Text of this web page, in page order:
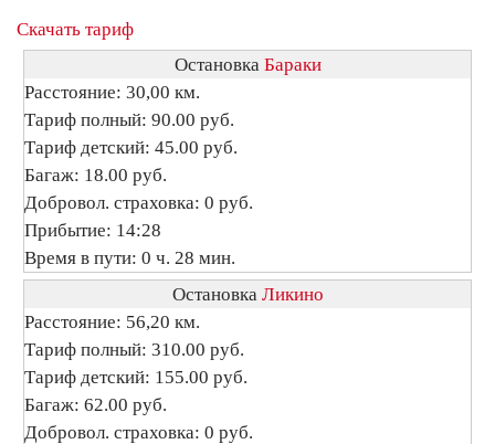
Скачать тариф
Остановка Бараки
Расстояние: 30,00 км.
Тариф полный: 90.00 руб.
Тариф детский: 45.00 руб.
Багаж: 18.00 руб.
Добровол. страховка: 0 руб.
Прибытие: 14:28
Время в пути: 0 ч. 28 мин.
Остановка Ликино
Расстояние: 56,20 км.
Тариф полный: 310.00 руб.
Тариф детский: 155.00 руб.
Багаж: 62.00 руб.
Добровол. страховка: 0 руб.